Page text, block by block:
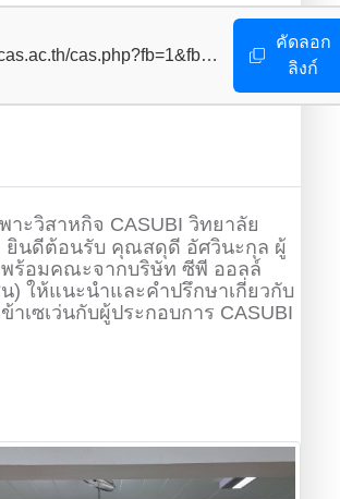
https://www.cas.ac.th/cas.php?fb=1&fb_id=367
คัดลอก
ลิงก์
าะวิสาหกิจ CASUBI วิทยาลัย
ยินดีต้อนรับ คุณสดุดี อัศวินะกุล ผู้
พร้อมคณะจากบริษัท ซีพี ออลล์
) ให้แนะนำและคำปรึกษาเกี่ยวกับ
าเซเว่นกับผู้ประกอบการ CASUBI